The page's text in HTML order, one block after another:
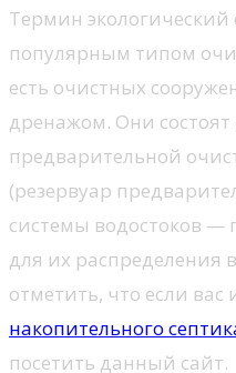
Термин
популярным типом
есть очистных
дренажом. Они состоят
предварительной
(резервуар
системы водостоков —
для их распределения
отметить, что если вас
накопительного
посетить данный сайт.